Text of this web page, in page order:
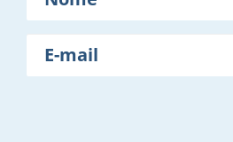
mail